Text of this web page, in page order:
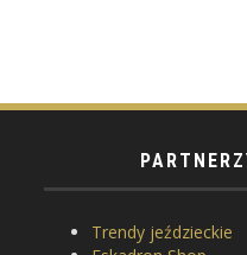
Trendy jeździeckie